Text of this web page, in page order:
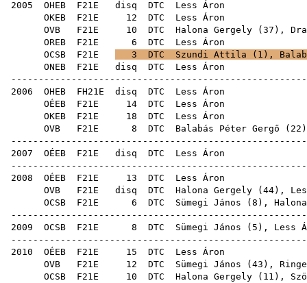
2005 OHEB F21E disq DTC
OKEB F21E 12 DTC
OVB F21E 10 DTC Halona Gergely ( 37 ),
OREB F21E 6 DTC
OCSB F21E 3 DTC Szundi Attila ( 1 ),
ONEB F21E disq DTC
2006 OHEB FH21E disq DTC
OÉEB F21E 14 DTC
OKEB F21E 18 DTC
OVB F21E 8 DTC Balabás Péter Gergő ( 22
2007 OÉEB F21E disq DTC
2008 OÉEB F21E 13 DTC
OVB F21E disq DTC Halona Gergely ( 44),
OCSB F21E 6 DTC Sümegi János ( 8 ),
2009 OCSB F21E 8 DTC Sümegi János ( 5 ), Less
2010 OÉEB F21E 15 DTC
OVB F21E 12 DTC Sümegi János ( 43 ),
OCSB F21E 10 DTC Halona Gergely ( 11 ),